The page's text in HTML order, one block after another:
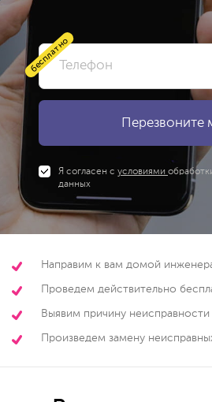
бесплатно
Я согласен с условиями
данных
Направим к вам домой
Проведем действительно
Выявим причину неисправности
Произведем замену